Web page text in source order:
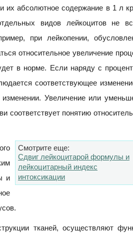
их абсолютное содержание в 1 л
видов лейкоцитов не
при лейкопении,
относительное увеличение
в норме. Если наряду с
соответствующее
Увеличение или
соответствует понятию
Смотрите еще:
Cдвиг лейкоцитарой формулы и
лейкоцитарный индекс
интоксикации
и
тканей, осуществляют